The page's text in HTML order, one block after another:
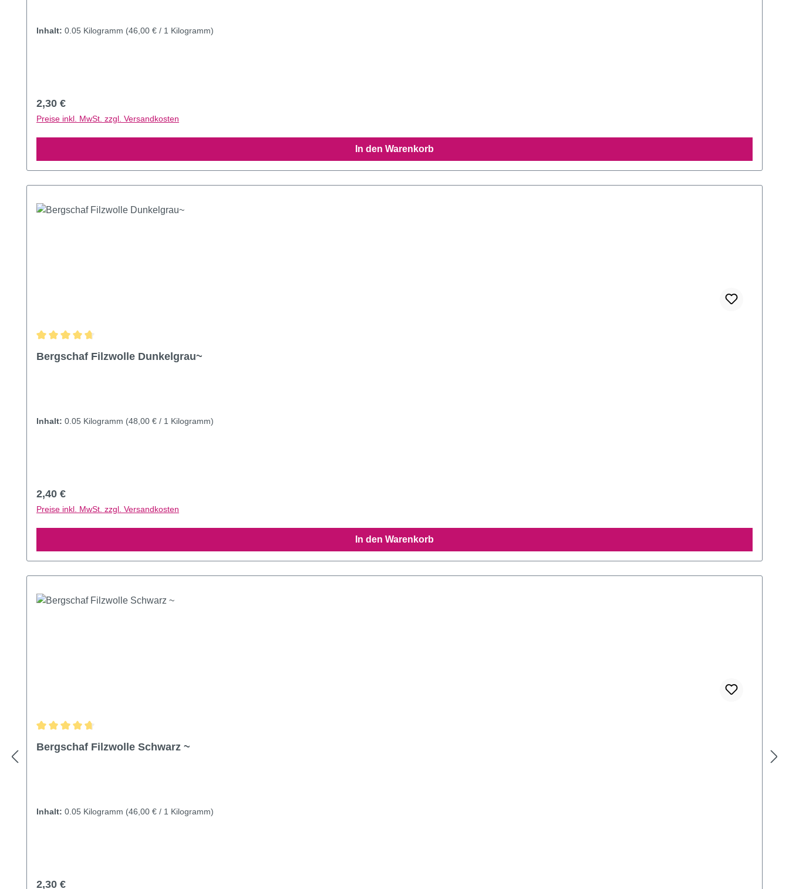
Inhalt: 0.05 Kilogramm (46,00 € / 1 Kilogramm)
Regulärer Preis:
2,30 €
Preise inkl. MwSt. zzgl. Versandkosten
In den Warenkorb
Durchschnittliche Bewertung von 4.75 von 5 Sternen
Bergschaf Filzwolle Dunkelgrau~
Inhalt: 0.05 Kilogramm (48,00 € / 1 Kilogramm)
Regulärer Preis:
2,40 €
Preise inkl. MwSt. zzgl. Versandkosten
In den Warenkorb
Durchschnittliche Bewertung von 4.75 von 5 Sternen
Bergschaf Filzwolle Schwarz ~
Inhalt: 0.05 Kilogramm (46,00 € / 1 Kilogramm)
Regulärer Preis:
2,30 €